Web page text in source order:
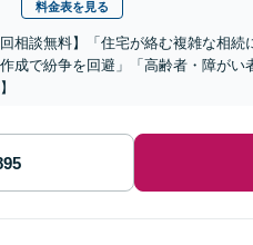
料金表を見る
回相談無料】「住宅が絡む複雑な相
成で紛争を回避」「高齢者・障が